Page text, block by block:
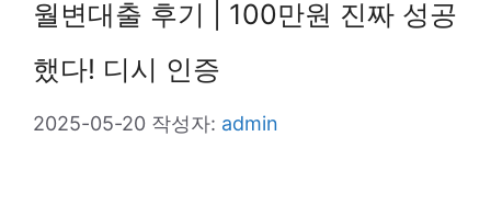
월변대출 후기 | 100만원 진짜 성공
했다! 디시 인증
2025-05-20 작성자: admin